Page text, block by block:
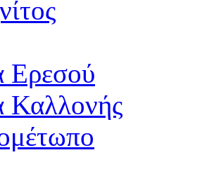
Ερεσού
Καλλονής